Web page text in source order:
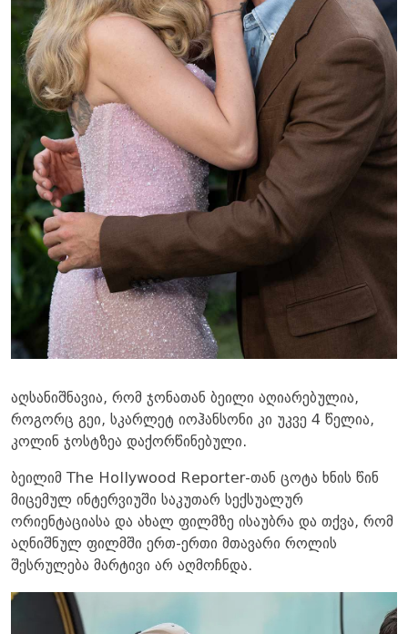
აღსანიშნავია, რომ ჯონათან ბეილი აღიარებულია,
როგორც გეი, სკარლეტ იოჰანსონი კი უკვე 4 წელია,
კოლინ ჯოსტზეა დაქორწინებული.
ბეილიმ The Hollywood Reporter-თან ცოტა ხნის წინ
მიცემულ ინტერვიუში საკუთარ სექსუალურ
ორიენტაციასა და ახალ ფილმზე ისაუბრა და თქვა, რომ
აღნიშნულ ფილმში ერთ-ერთი მთავარი როლის
შესრულება მარტივი არ აღმოჩნდა.